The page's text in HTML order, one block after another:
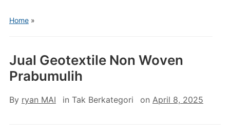
Home»
Jual Geotextile Non Woven
Prabumulih
By ryan MAI in Tak Berkategori on April 8, 2025